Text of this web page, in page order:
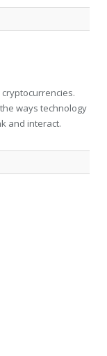
ways technology
and interact.